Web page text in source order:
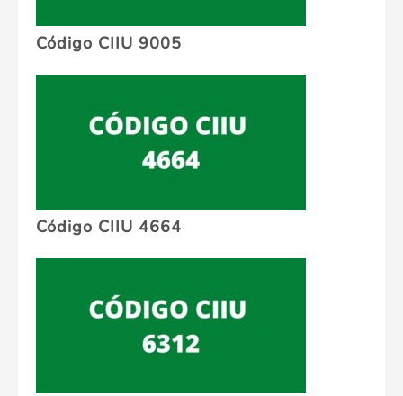
Código CIIU 9005
Código CIIU 4664